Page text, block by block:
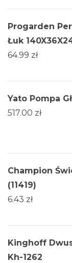
Progarden
Łuk
64.99 zł
Yato Pompa
517.00 zł
Champion
(11419)
6.43 zł
Kinghoff
Kh-1262